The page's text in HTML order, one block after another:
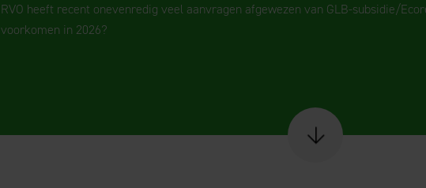
RVO heeft recent onevenredig veel aanvragen afgewezen van GLB-subsidie/
voorkomen in 2026?
Scroll naar content